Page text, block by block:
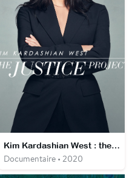
Kim Kardashian West : the justice project
Documentaire • 2020